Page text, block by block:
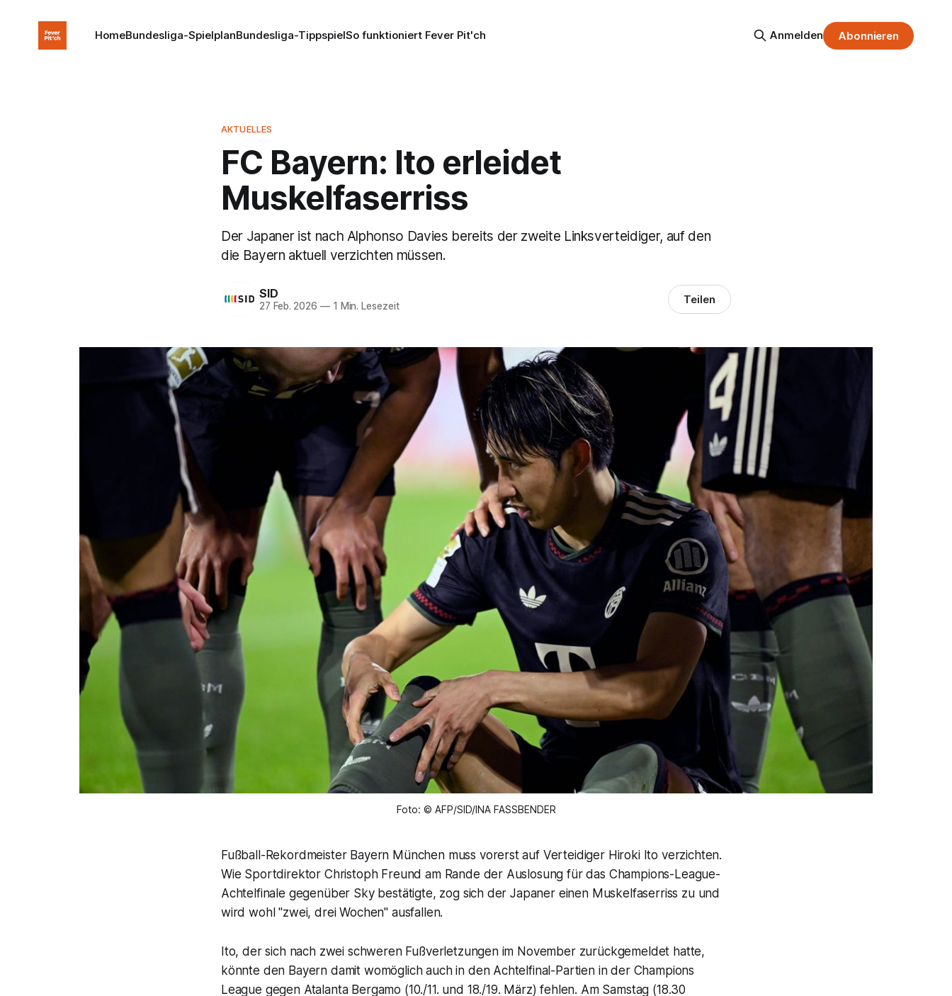
HomeBundesliga-SpielplanBundesliga-TippspielSo funktioniert Fever Pit'ch Anmelden Abonnieren
AKTUELLES
FC Bayern: Ito erleidet
Muskelfaserriss
Der Japaner ist nach Alphonso Davies bereits der zweite Linksverteidiger, auf den
die Bayern aktuell verzichten müssen.
SID
27 Feb. 2026 —1 Min. Lesezeit Teilen
Foto: © AFP/SID/INA FASSBENDER
Fußball-Rekordmeister Bayern München muss vorerst auf Verteidiger Hiroki Ito verzichten.
Wie Sportdirektor Christoph Freund am Rande der Auslosung für das Champions-League-
Achtelfinale gegenüber Sky bestätigte, zog sich der Japaner einen Muskelfaserriss zu und
wird wohl "zwei, drei Wochen" ausfallen.
Ito, der sich nach zwei schweren Fußverletzungen im November zurückgemeldet hatte,
könnte den Bayern damit womöglich auch in den Achtelfinal-Partien in der Champions
League gegen Atalanta Bergamo (10./11. und 18./19. März) fehlen. Am Samstag (18.30